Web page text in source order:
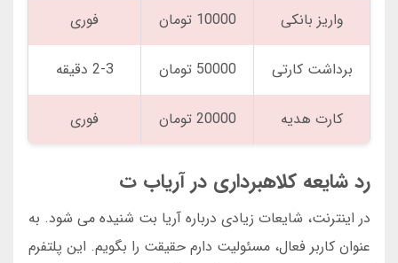
واریز بانکی 10000 تومان فوری
برداشت کارتی 50000 تومان 2-3 دقیقه
کارت هدیه 20000 تومان فوری
رد شایعه کلاهبرداری در آریاب ت
در اینترنت، شایعات زیادی درباره آریا بت شنیده می شود. به
عنوان کاربر فعال، مسئولیت دارم حقیقت را بگویم. این پلتفرم